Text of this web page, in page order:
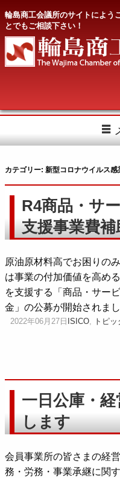
輪島商工会議所のサイトによう
とでもご相談下さい！
カテゴリー: 新型コロナウイルス感
R4商品・サ
支援事業費
原油原材料高でお困りの
は事業の付加価値を高め
を支援する「商品・サー
金」の公募が開始されまし
2022年06月27日 ISICO, トピッ
一日公庫・
します
会員事業所の皆さまの経
務・労務・事業承継に関